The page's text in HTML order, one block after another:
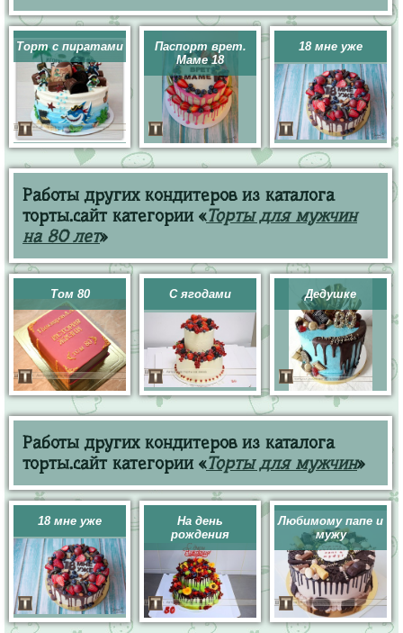
Торт с пиратами
Паспорт врет.
Маме 18
18 мне уже
Работы других кондитеров из каталога
торты.сайт категории «Торты для мужчин
на 80 лет»
Том 80 С ягодами Дедушке
Работы других кондитеров из каталога
торты.сайт категории «Торты для мужчин»
18 мне уже
На день
рождения
Любимому папе и
мужу